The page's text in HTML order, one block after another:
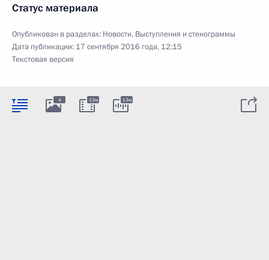
Статус материала
Опубликован в разделах: Новости, Выступления и стенограммы
Дата публикации: 17 сентября 2016 года, 12:15
Текстовая версия
4 13м 13м